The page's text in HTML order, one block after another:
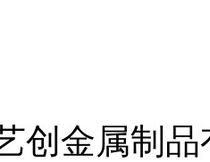
创金属制